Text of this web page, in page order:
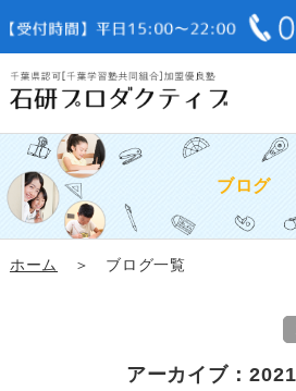
ブログ
ホーム ＞ ブログ一覧
アーカイブ：